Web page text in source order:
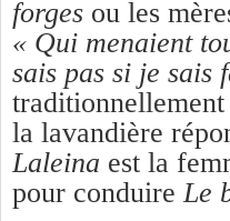
forges ou les
« Qui menaient
sais pas si je sais
la lavandière
Laleina est la
pour conduire Le